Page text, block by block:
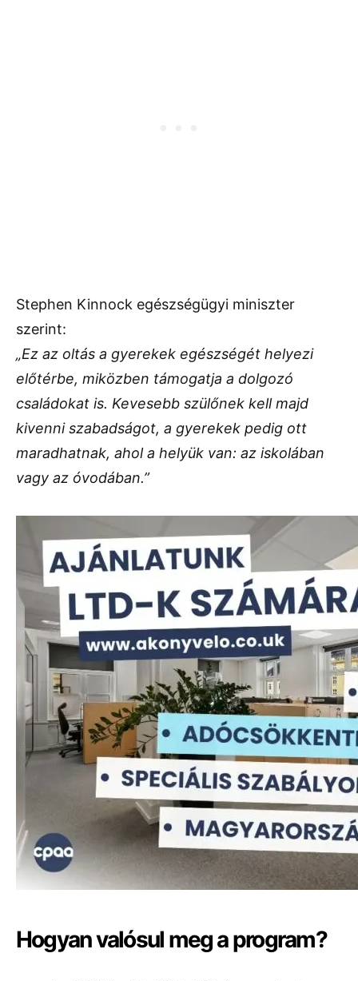
Stephen Kinnock egészségügyi miniszter
szerint:
„Ez az oltás a gyerekek egészségét helyezi
előtérbe, miközben támogatja a dolgozó
családokat is. Kevesebb szülőnek kell majd
kivenni szabadságot, a gyerekek pedig ott
maradhatnak, ahol a helyük van: az iskolában
vagy az óvodában.”
Hogyan valósul meg a program?